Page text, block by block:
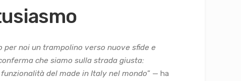
noi un trampolino verso nuove sfide e
che siamo sulla strada giusta:
del made in Italy nel mondo” — ha